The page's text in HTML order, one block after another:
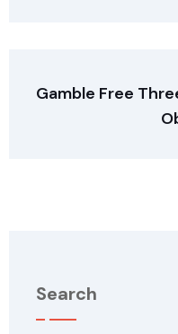
Gamble Free
Search